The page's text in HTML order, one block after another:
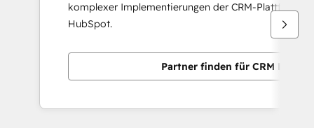
komplexer Implementierungen der CRM-Plattform
HubSpot.
Partner finden für CRM